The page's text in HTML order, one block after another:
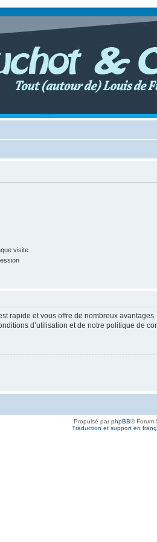
visite
rapide et vous offre de nombreux
d’utilisation et de notre politique de
Propulsé parphpBB® Forum
Traduction et support en